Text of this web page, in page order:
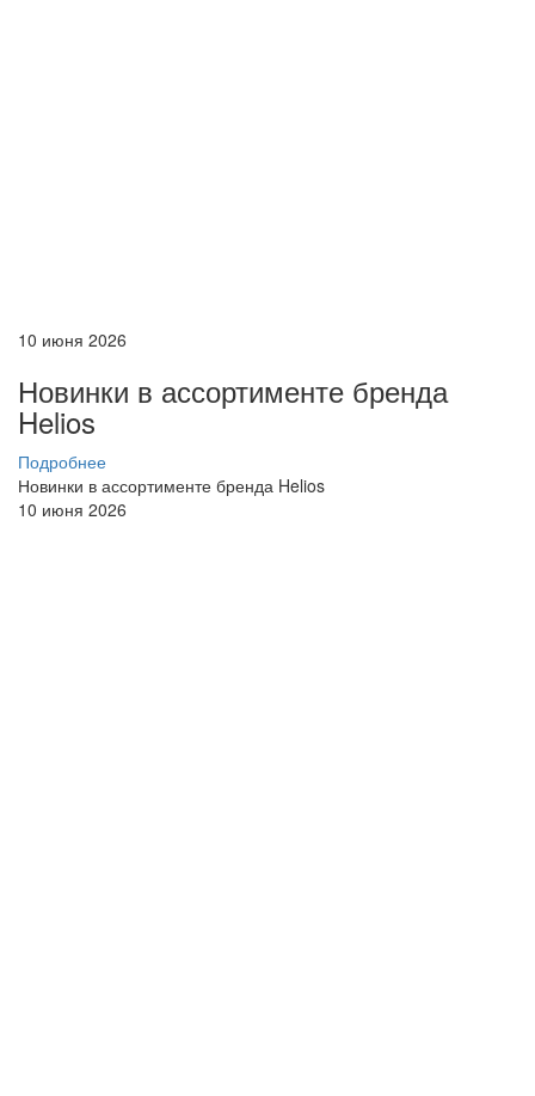
10 июня 2026
Новинки в ассортименте бренда
Helios
Подробнее
Новинки в ассортименте бренда Helios
10 июня 2026